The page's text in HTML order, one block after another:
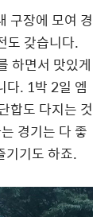
구장에 모여 경
도 갖습니다.
하면서 맛있게
다. 1박 2일 엠
합도 다지는 것
경기는 다 좋
기기도 하죠.